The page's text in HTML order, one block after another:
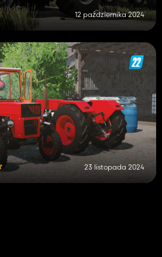
12 października 2024
23 listopada 2024